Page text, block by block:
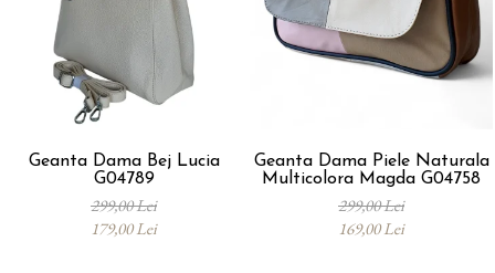
Geanta Dama Bej Lucia
G04789
299,00 Lei
179,00 Lei
Geanta Dama Piele Naturala
Multicolora Magda G04758
299,00 Lei
169,00 Lei